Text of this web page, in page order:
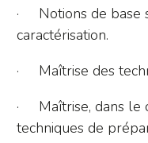
· Notions de base
caractérisation.
· Maîtrise des
· Maîtrise, dans le
techniques de